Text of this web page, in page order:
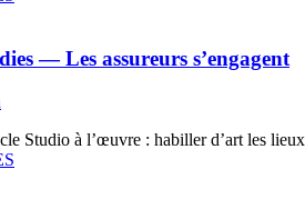
— Les assureurs s’engagent